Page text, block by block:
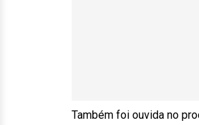
Também foi ouvida no